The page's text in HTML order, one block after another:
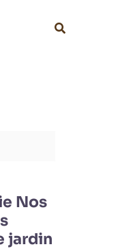
Nos
jardin